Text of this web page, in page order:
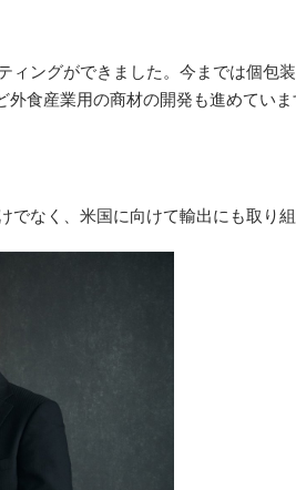
ィングができました。今までは個
食産業用の商材の開発も進めていま
なく、米国に向けて輸出にも取り